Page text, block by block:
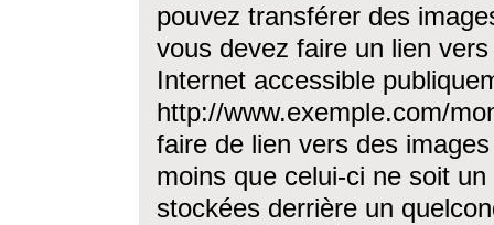
pouvez transférer des
vous devez faire un lien
Internet accessible
http://www.exemple.com/
faire de lien vers des
moins que celui-ci ne soit
stockées derrière un